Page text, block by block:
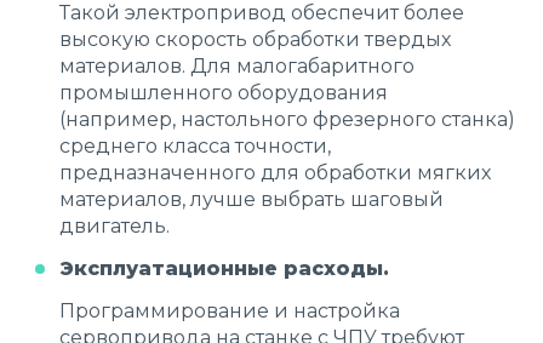
Такой электропривод обеспечит более
высокую скорость обработки твердых
материалов. Для малогабаритного
промышленного оборудования
(например, настольного фрезерного станка)
среднего класса точности,
предназначенного для обработки мягких
материалов, лучше выбрать шаговый
двигатель.
Эксплуатационные расходы.
Программирование и настройка
сервопривода на станке с ЧПУ требуют